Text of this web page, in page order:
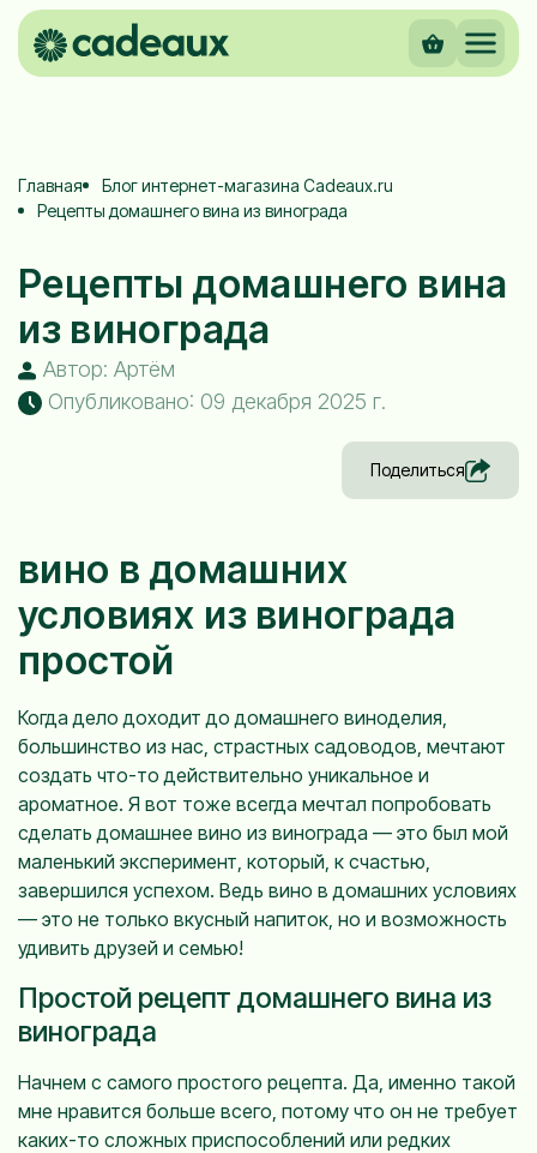
Главная
Блог интернет-магазина Cadeaux.ru
Рецепты домашнего вина из винограда
Рецепты домашнего вина
из винограда
Автор: Артём
Опубликовано: 09 декабря 2025 г.
Поделиться
вино в домашних
условиях из винограда
простой
Когда дело доходит до домашнего виноделия,
большинство из нас, страстных садоводов, мечтают
создать что-то действительно уникальное и
ароматное. Я вот тоже всегда мечтал попробовать
сделать домашнее вино из винограда — это был мой
маленький эксперимент, который, к счастью,
завершился успехом. Ведь вино в домашних условиях
— это не только вкусный напиток, но и возможность
удивить друзей и семью!
Простой рецепт домашнего вина из
винограда
Начнем с самого простого рецепта. Да, именно такой
мне нравится больше всего, потому что он не требует
каких-то сложных приспособлений или редких